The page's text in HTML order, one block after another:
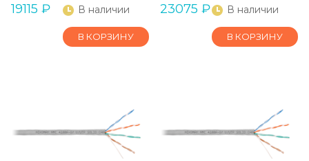
19115 ₽ В наличии
В КОРЗИНУ
23075 ₽ В наличии
В КОРЗИНУ